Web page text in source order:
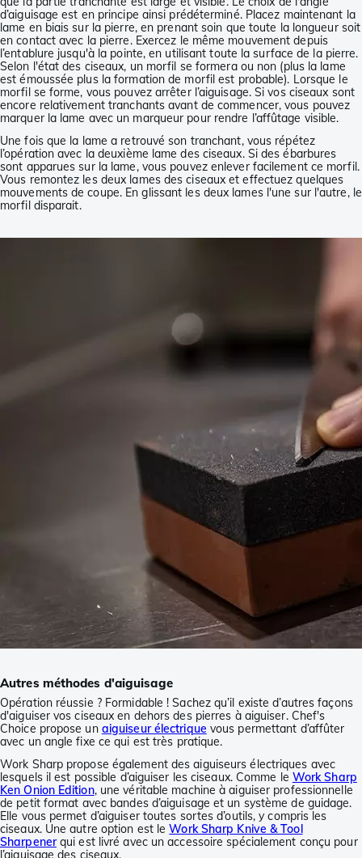
d’aiguisage est en principe ainsi prédéterminé. Placez maintenant la
lame en biais sur la pierre, en prenant soin que toute la longueur soit
en contact avec la pierre. Exercez le même mouvement depuis
l’entablure jusqu'à la pointe, en utilisant toute la surface de la pierre.
Selon l'état des ciseaux, un morfil se formera ou non (plus la lame
est émoussée plus la formation de morfil est probable). Lorsque le
morfil se forme, vous pouvez arrêter l’aiguisage. Si vos ciseaux sont
encore relativement tranchants avant de commencer, vous pouvez
marquer la lame avec un marqueur pour rendre l’affûtage visible.
Une fois que la lame a retrouvé son tranchant, vous répétez
l’opération avec la deuxième lame des ciseaux. Si des ébarbures
sont apparues sur la lame, vous pouvez enlever facilement ce morfil.
Vous remontez les deux lames des ciseaux et effectuez quelques
mouvements de coupe. En glissant les deux lames l'une sur l'autre, le
morfil disparait.
Autres méthodes d'aiguisage
Opération réussie ? Formidable ! Sachez qu’il existe d’autres façons
d'aiguiser vos ciseaux en dehors des pierres à aiguiser. Chef's
Choice propose un aiguiseur électrique vous permettant d’affûter
avec un angle fixe ce qui est très pratique.
Work Sharp propose également des aiguiseurs électriques avec
lesquels il est possible d’aiguiser les ciseaux. Comme le Work Sharp
Ken Onion Edition, une véritable machine à aiguiser professionnelle
de petit format avec bandes d’aiguisage et un système de guidage.
Elle vous permet d’aiguiser toutes sortes d’outils, y compris les
ciseaux. Une autre option est leWork Sharp Knive & Tool
Sharpenerqui est livré avec un accessoire spécialement conçu pour
l’aiguisage des ciseaux.